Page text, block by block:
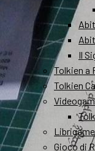
Il
Tolkien a
Tolkien
Librigame
Gioco di